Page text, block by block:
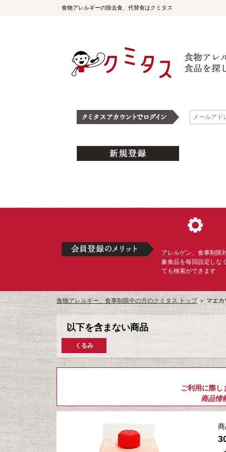
食物アレルギーの除去食、代替食はクミタス
アレルゲン、食事制限
象食品を毎回設定しな
ても検索ができます
食物アレルギー、食事制限中の方のクミタス トップ＞マエカ
以下を含まない商品
くるみ
ご利用に際し
商品情